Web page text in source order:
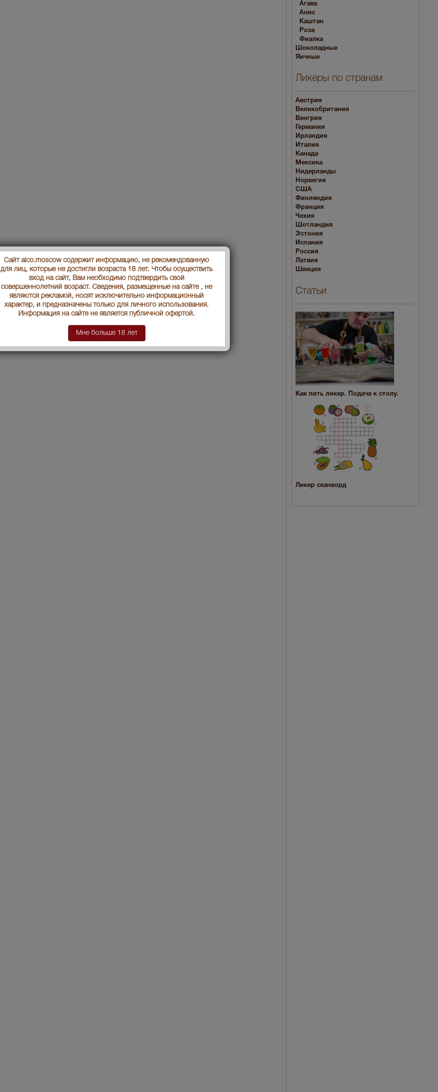
Агава
Анис
Каштан
Роза
Фиалка
Шоколадные
Яичные
Ликеры по странам
Австрия
Великобритания
Венгрия
Германия
Ирландия
Италия
Канада
Мексика
Нидерланды
Норвегия
США
Финляндия
Франция
Чехия
Шотландия
Эстония
Испания
Россия
Латвия
Швеция
Статьи
Как пить ликер. Подача к столу.
Ликер сканворд
Сайт alco.moscow содержит информацию, не рекомендованную
для лиц, которые не достигли возраста 18 лет. Чтобы осуществить
вход на сайт, Вам необходимо подтвердить свой
совершеннолетний возраст. Сведения, размещенные на сайте , не
являются рекламой, носят исключительно информационный
характер, и предназначены только для личного использования.
Информация на сайте не является публичной офертой.
Мне больше 18 лет